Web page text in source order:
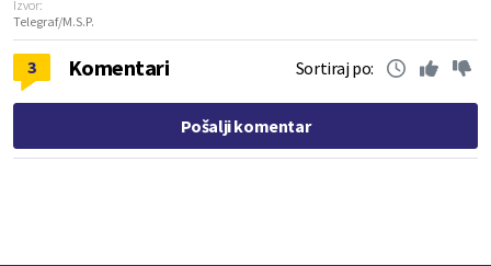
Izvor:
Telegraf/M.S.P.
3 Komentari Sortiraj po:
Pošalji komentar